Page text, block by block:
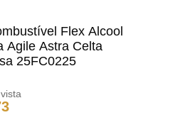
Flex Alcool
Agile Astra Celta
25FC0225